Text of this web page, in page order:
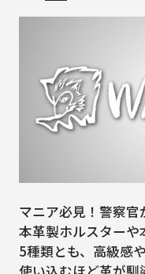
マニア必見！警察
本革製ホルスターや
5種類とも、高級感